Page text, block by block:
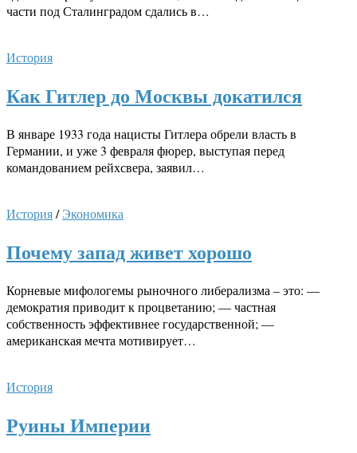
части под Сталинградом сдались в…
История
Как Гитлер до Москвы докатился
В январе 1933 года нацисты Гитлера обрели власть в
Германии, и уже 3 февраля фюрер, выступая перед
командованием рейхсвера, заявил…
История/Экономика
Почему запад живет хорошо
Корневые мифологемы рыночного либерализма – это: —
демократия приводит к процветанию; — частная
собственность эффективнее государственной; —
американская мечта мотивирует…
История
Руины Империи